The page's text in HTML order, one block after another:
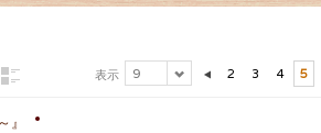
表示 9 2 3 4 5